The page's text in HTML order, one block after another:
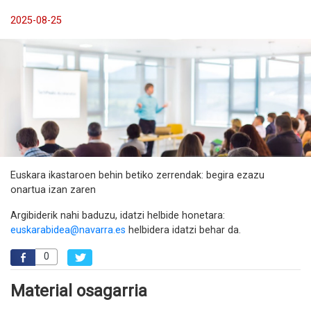
2025-08-25
Euskara ikastaroen behin betiko zerrendak: begira ezazu
onartua izan zaren
Argibiderik nahi baduzu, idatzi helbide honetara:
euskarabidea@navarra.es helbidera idatzi behar da.
0
Material osagarria